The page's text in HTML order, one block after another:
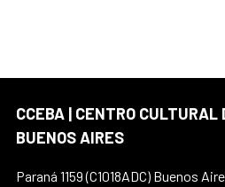
CCEBA | CENTRO CULTURAL
BUENOS AIRES
Paraná 1159 (C1018ADC) Buenos